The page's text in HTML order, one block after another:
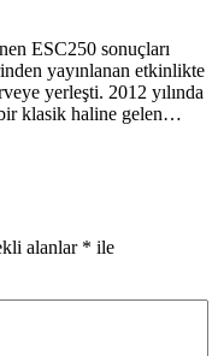
ESC250 sonuçları
yayınlanan etkinlikte
yerleşti. 2012 yılında
bir klasik haline gelen…
alanlar * ile